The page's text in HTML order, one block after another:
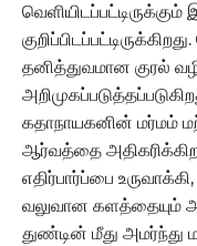
தனித்துவமான குரல்
கதாநாயகனின் மர்மம்
ஆர்வத்தை
எதிர்பார்ப்பை
வலுவான களத்தையும்
துண்டின் மீது